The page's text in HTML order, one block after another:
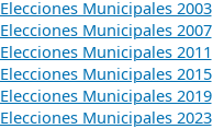
Elecciones Municipales 2003
Elecciones Municipales 2007
Elecciones Municipales 2011
Elecciones Municipales 2015
Elecciones Municipales 2019
Elecciones Municipales 2023